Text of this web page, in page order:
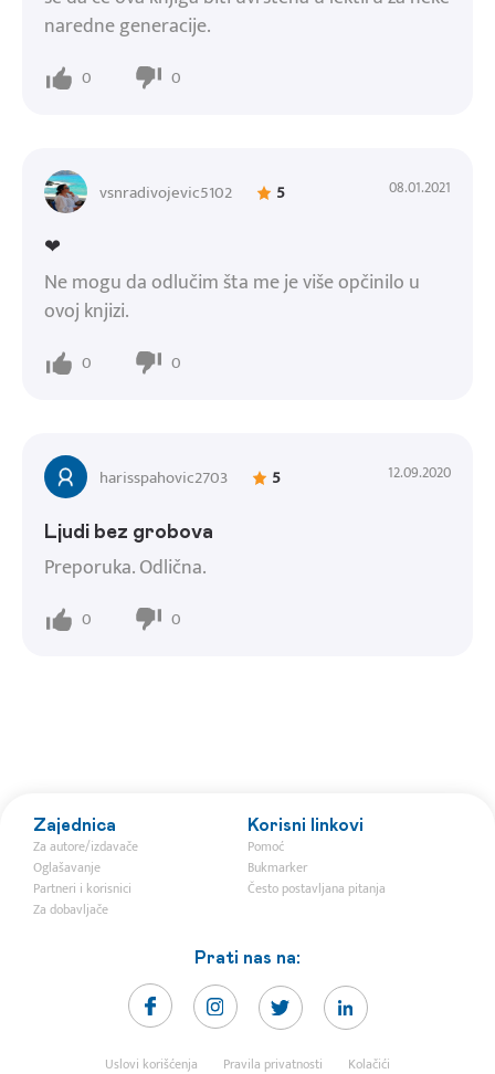
naredne generacije.
0 0
vsnradivojevic5102 5 08.01.2021
❤
Ne mogu da odlučim šta me je više opčinilo u
ovoj knjizi.
0 0
harisspahovic2703 5 12.09.2020
Ljudi bez grobova
Preporuka. Odlična.
0 0
Zajednica
Za autore/izdavače
Oglašavanje
Partneri i korisnici
Za dobavljače
Korisni linkovi
Pomoć
Bukmarker
Često postavljana pitanja
Prati nas na:
Uslovi korišćenja Pravila privatnosti Kolačići